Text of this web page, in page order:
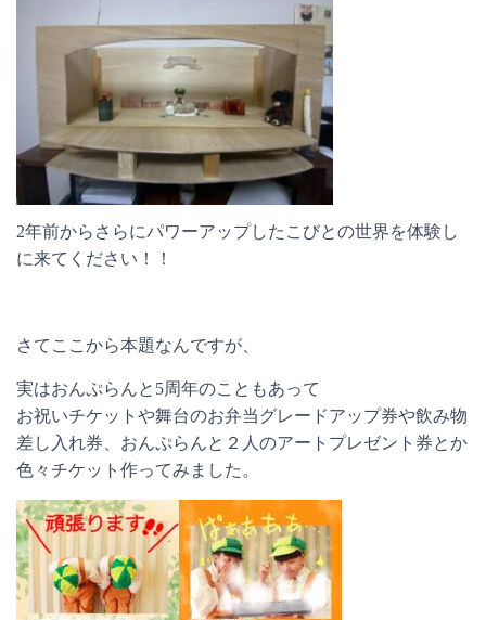
2年前からさらにパワーアップしたこびとの世界を体験し
に来てください！！
さてここから本題なんですが、
実はおんぷらんと5周年のこともあって
お祝いチケットや舞台のお弁当グレードアップ券や飲み物
差し入れ券、おんぷらんと２人のアートプレゼント券とか
色々チケット作ってみました。